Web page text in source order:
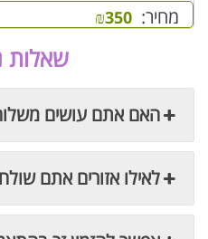
מחיר: ₪350
שאלות
האם אתם עושים
לאילו אזורים אתם